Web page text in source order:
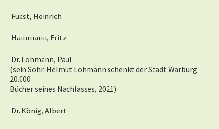
Fuest, Heinrich
Hammann, Fritz
Dr. Lohmann, Paul
(sein Sohn Helmut Lohmann schenkt der Stadt Warburg
20.000
Bücher seines Nachlasses, 2021)
Dr. König, Albert